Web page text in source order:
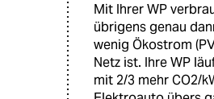
Mit Ihrer WP
übrigens genau
wenig Ökostrom
Netz ist. Ihre WP
mit 2/3 mehr CO2/